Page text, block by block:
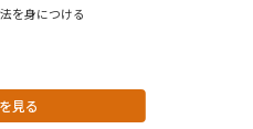
を身につける
見る